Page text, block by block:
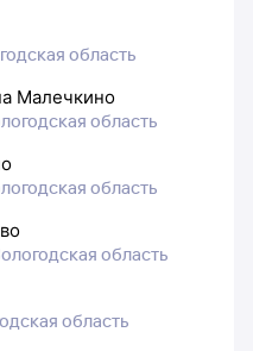
область
Малечкино
область
область
область
область